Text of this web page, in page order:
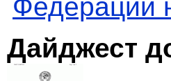
Федерации
Дайджест